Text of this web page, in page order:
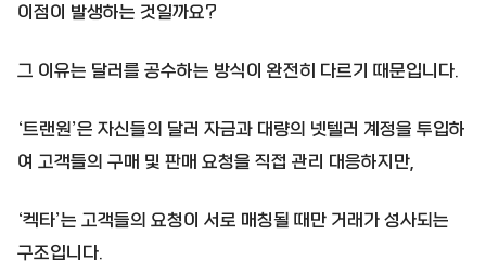
이점이 발생하는 것일까요?
그 이유는 달러를 공수하는 방식이 완전히 다르기 때문입니다.
‘트랜원’은 자신들의 달러 자금과 대량의 넷텔러 계정을 투입하
여 고객들의 구매 및 판매 요청을 직접 관리 대응하지만,
‘켁타’는 고객들의 요청이 서로 매칭될 때만 거래가 성사되는
구조입니다.